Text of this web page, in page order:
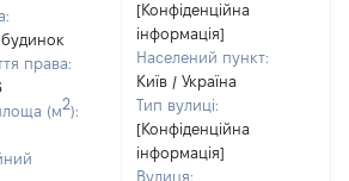
права:
(м2):
[Конфіденційна
інформація]
Населений пункт:
Київ / Україна
Тип вулиці:
[Конфіденційна
інформація]
Вулиця: